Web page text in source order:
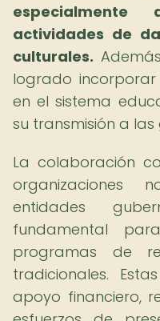
actividades de
culturales.
logrado
en el sistema
su transmisión a
La colaboración
organizaciones
entidades
fundamental
programas de
tradicionales.
apoyo financiero,